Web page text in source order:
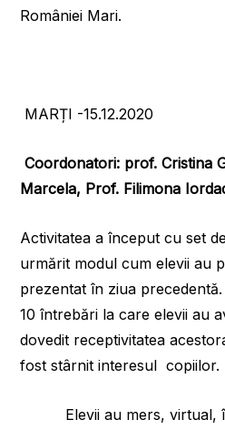
României Mari.
MARȚI -15.12.2020
Coordonatori: prof. Cristina
Marcela, Prof. Filimona
Activitatea a început cu set
urmărit modul cum elevii au
prezentat în ziua
10 întrebări la care elevii au
dovedit receptivitatea
fost stârnit interesul copiilor.
Elevii au mers, virtual,